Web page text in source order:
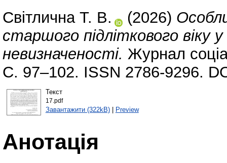
Світлична Т. В. (2026)
старшого підліткового віку
невизначеності. Журнал
С. 97–102. ISSN 2786-9296.
Текст
17.pdf
Завантажити (322kB)| Preview
Анотація